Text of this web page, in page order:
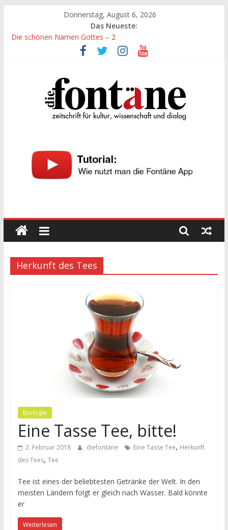
springen
Donnerstag, August 6, 2026
Das Neueste:
Die schönen Namen Gottes – 2
Werte, denen größte Sorgfalt entgegengebracht werden muss
Die schönen Namen Gottes
„Kind“ seiner Zeit sein
Die
Fontäne
kultur,
wissenschaft
und
dialog
Herkunft des Tees
Biologie
Eine Tasse Tee, bitte!
2. Februar 2018 diefontäne Eine Tasse Tee, Herkunft
des Tees, Tee
Tee ist eines der beliebtesten Getränke der Welt. In den
meisten Ländern folgt er gleich nach Wasser. Bald könnte
er
Weiterlesen